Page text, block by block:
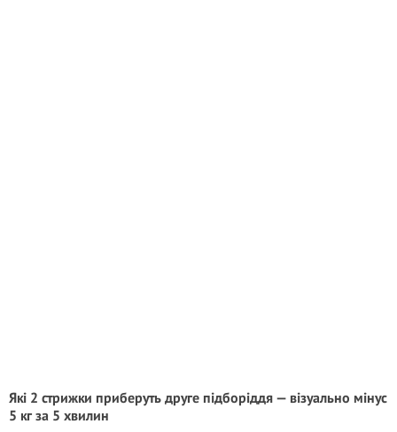
Які 2 стрижки приберуть друге підборіддя — візуально мінус
5 кг за 5 хвилин